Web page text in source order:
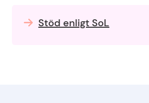
Stöd enligt SoL